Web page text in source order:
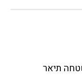
תיאר